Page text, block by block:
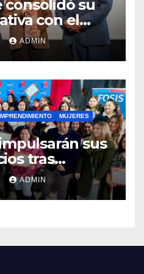
consolidó su
con el
Brotes 2026
ADMIN
MUJERES
sus
tras
al FOSIS
ADMIN